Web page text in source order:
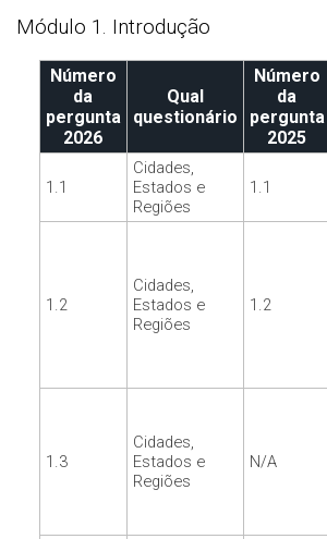
Módulo 1. Introdução
Número
da
pergunta
2026
Qual
questionário
Número
da
pergunta
2025
1.1
Cidades,
Estados e
Regiões
1.1
1.2
Cidades,
Estados e
Regiões
1.2
1.3
Cidades,
Estados e
Regiões
N/A